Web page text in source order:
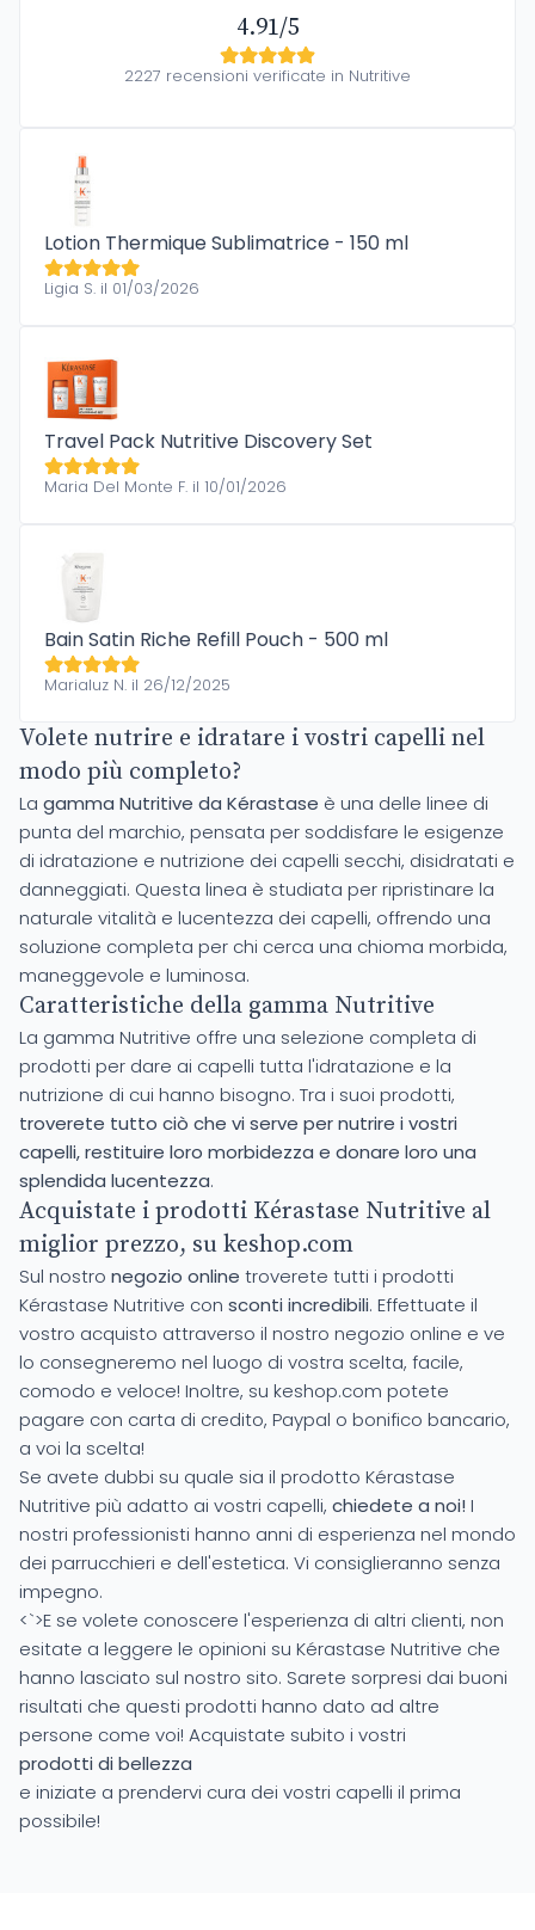
4.91/5
2227 recensioni verificate in Nutritive
Lotion Thermique Sublimatrice - 150 ml
Ligia S. il 01/03/2026
Travel Pack Nutritive Discovery Set
Maria Del Monte F. il 10/01/2026
Bain Satin Riche Refill Pouch - 500 ml
Marialuz N. il 26/12/2025
Volete nutrire e idratare i vostri capelli nel
modo più completo?
La gamma Nutritive da Kérastase è una delle linee di
punta del marchio, pensata per soddisfare le esigenze
di idratazione e nutrizione dei capelli secchi, disidratati e
danneggiati. Questa linea è studiata per ripristinare la
naturale vitalità e lucentezza dei capelli, offrendo una
soluzione completa per chi cerca una chioma morbida,
maneggevole e luminosa.
Caratteristiche della gamma Nutritive
La gamma Nutritive offre una selezione completa di
prodotti per dare ai capelli tutta l'idratazione e la
nutrizione di cui hanno bisogno. Tra i suoi prodotti,
troverete tutto ciò che vi serve per nutrire i vostri
capelli, restituire loro morbidezza e donare loro una
splendida lucentezza.
Acquistate i prodotti Kérastase Nutritive al
miglior prezzo, su keshop.com
Sul nostro negozio online troverete tutti i prodotti
Kérastase Nutritive con sconti incredibili. Effettuate il
vostro acquisto attraverso il nostro negozio online e ve
lo consegneremo nel luogo di vostra scelta, facile,
comodo e veloce! Inoltre, su keshop.com potete
pagare con carta di credito, Paypal o bonifico bancario,
a voi la scelta!
Se avete dubbi su quale sia il prodotto Kérastase
Nutritive più adatto ai vostri capelli, chiedete a noi! I
nostri professionisti hanno anni di esperienza nel mondo
dei parrucchieri e dell'estetica. Vi consiglieranno senza
impegno.
<`>E se volete conoscere l'esperienza di altri clienti, non
esitate a leggere le opinioni su Kérastase Nutritive che
hanno lasciato sul nostro sito. Sarete sorpresi dai buoni
risultati che questi prodotti hanno dato ad altre
persone come voi! Acquistate subito i vostri
prodotti di bellezza
e iniziate a prendervi cura dei vostri capelli il prima
possibile!